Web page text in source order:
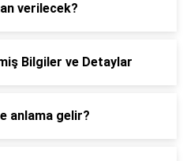
verilecek?
Bilgiler ve Detaylar
anlama gelir?